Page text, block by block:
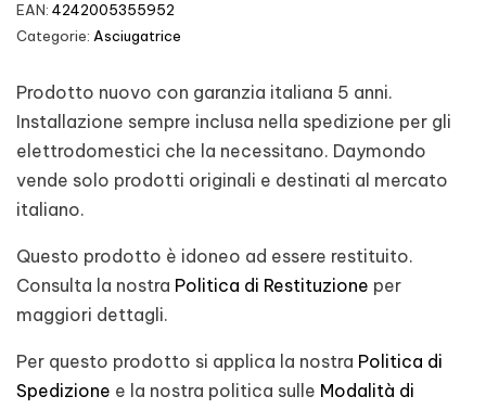
EAN: 4242005355952
Categorie: Asciugatrice
Prodotto nuovo con garanzia italiana 5 anni.
Installazione sempre inclusa nella spedizione per gli
elettrodomestici che la necessitano. Daymondo
vende solo prodotti originali e destinati al mercato
italiano.
Questo prodotto è idoneo ad essere restituito.
Consulta la nostra Politica di Restituzione per
maggiori dettagli.
Per questo prodotto si applica la nostra Politica di
Spedizione e la nostra politica sulle Modalità di